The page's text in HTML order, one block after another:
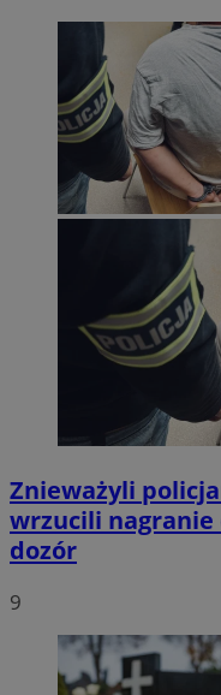
Znieważyli
wrzucili nagranie
dozór
9